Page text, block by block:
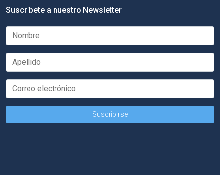
Suscríbete a nuestro Newsletter